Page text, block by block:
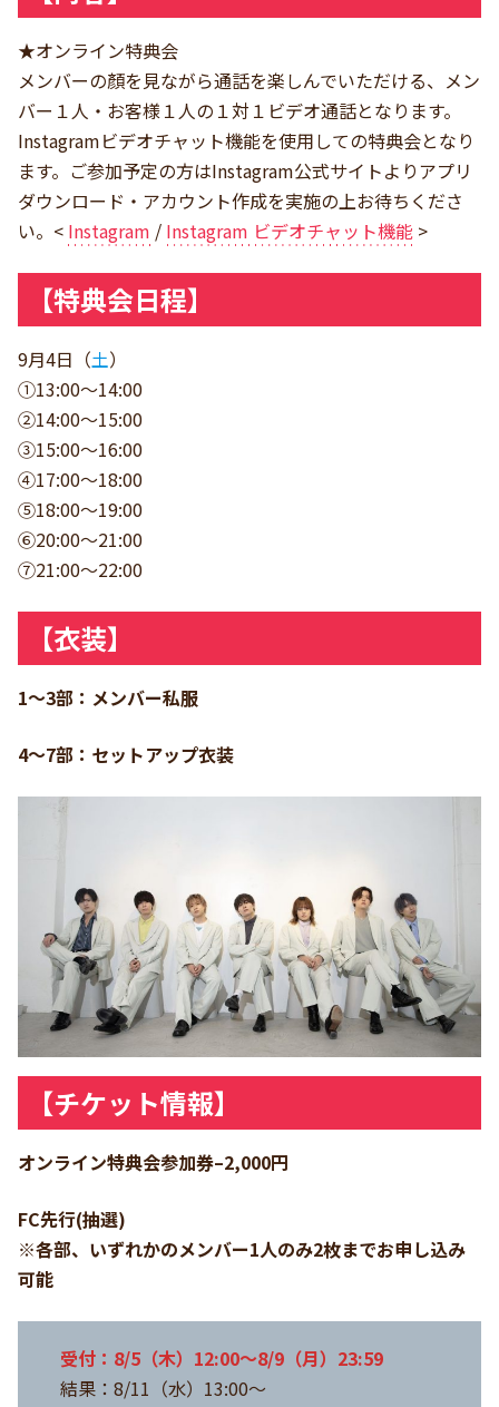
★オンライン特典会
メンバーの顏を見ながら通話を楽しんでいただける、メン
バー１人・お客様１人の１対１ビデオ通話となります。
Instagramビデオチャット機能を使用しての特典会となり
ます。ご参加予定の方はInstagram公式サイトよりアプリ
ダウンロード・アカウント作成を実施の上お待ちくださ
い。< Instagram / Instagram ビデオチャット機能 >
【特典会日程】
9月4日（土）
①13:00～14:00
②14:00～15:00
③15:00～16:00
④17:00～18:00
⑤18:00～19:00
⑥20:00～21:00
⑦21:00～22:00
【衣装】
1〜3部：メンバー私服
4〜7部：セットアップ衣装
【チケット情報】
オンライン特典会参加券–2,000円
FC先行(抽選)
※各部、いずれかのメンバー1人のみ2枚までお申し込み
可能
受付：8/5（木）12:00～8/9（月）23:59
結果：8/11（水）13:00～